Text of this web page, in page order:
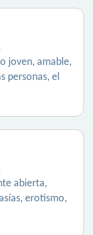
joven, amable,
personas, el
abierta,
erotismo,